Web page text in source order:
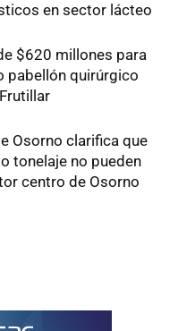
en sector lácteo
$620 millones para
pabellón quirúrgico
Osorno clarifica que
tonelaje no pueden
centro de Osorno